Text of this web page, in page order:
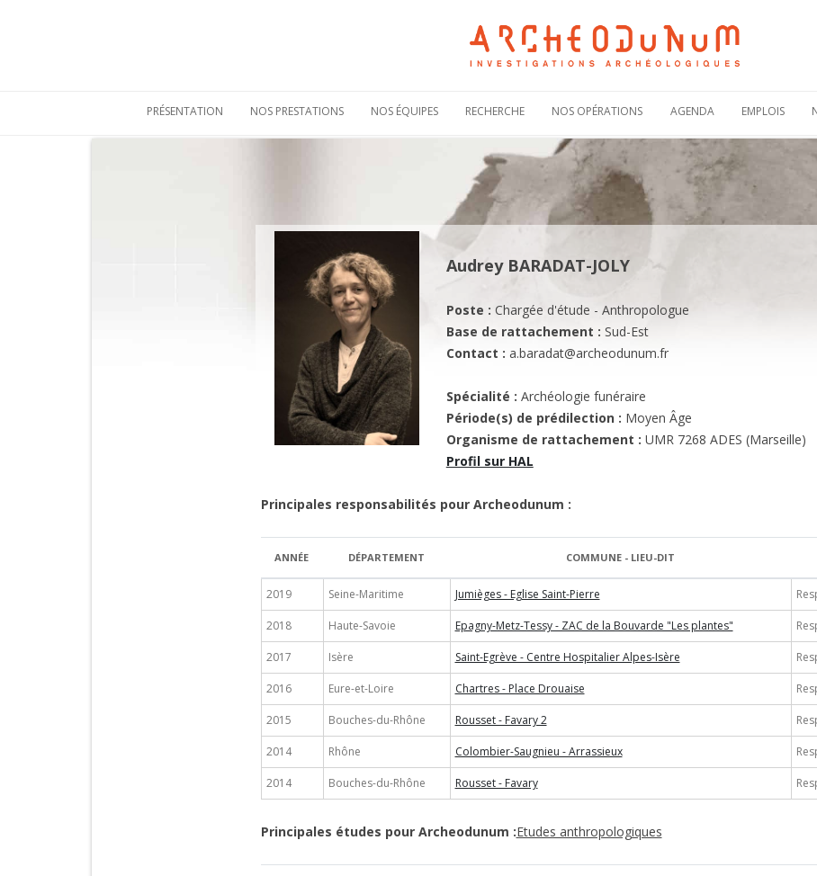
au
PRÉSENTATION NOS PRESTATIONS
Prestations
NOS ÉQUIPES RECHERCHE
scientifique
Notre
engagement
scientifique
HAL
NOS OPÉRATIONS
Carte des
opérations
Rechercher une
opération
Actualités de nos
Plaquettes de
présentation
AGENDA EMPLOIS
Candidature
Demande de
Audrey BARADAT-JOLY
Poste : Chargée d'étude - Anthropologue
Base de rattachement : Sud-Est
Contact : a.baradat@archeodunum.fr
Spécialité : Archéologie funéraire
Période(s) de prédilection : Moyen Âge
Organisme de rattachement : UMR 7268 ADES (Marseille)
Profil sur HAL
Principales responsabilités pour Archeodunum :
ANNÉE DÉPARTEMENT COMMUNE - LIEU-DIT
2019 Seine-Maritime Jumièges - Eglise Saint-Pierre
2018 Haute-Savoie Epagny-Metz-Tessy - ZAC de la Bouvarde "Les plantes"
2017 Isère Saint-Egrève - Centre Hospitalier Alpes-Isère
2016 Eure-et-Loire Chartres - Place Drouaise
2015 Bouches-du-Rhône Rousset - Favary 2
2014 Rhône Colombier-Saugnieu - Arrassieux
2014 Bouches-du-Rhône Rousset - Favary
Principales études pour Archeodunum :Etudes anthropologiques